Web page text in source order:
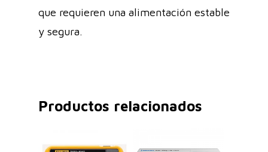
que requieren una alimentación estable
y segura.
Productos relacionados